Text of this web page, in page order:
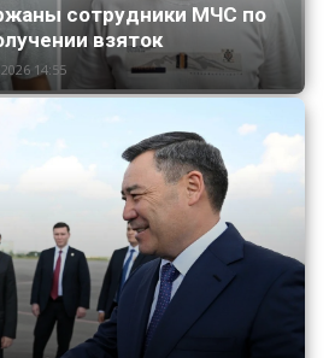
сотрудники МЧС по
взяток
14:55